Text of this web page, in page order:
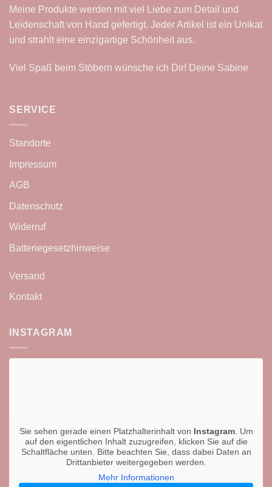
Meine Produkte werden mit viel Liebe zum Detail und
Leidenschaft von Hand gefertigt. Jeder Artikel ist ein Unikat
und strahlt eine einzigartige Schönheit aus.
Viel Spaß beim Stöbern wünsche ich Dir! Deine Sabine
SERVICE
Standorte
Impressum
AGB
Datenschutz
Widerruf
Batteriegesetzhinweise
Versand
Kontakt
INSTAGRAM
Sie sehen gerade einen Platzhalterinhalt von Instagram. Um
auf den eigentlichen Inhalt zuzugreifen, klicken Sie auf die
Schaltfläche unten. Bitte beachten Sie, dass dabei Daten an
Drittanbieter weitergegeben werden.
Mehr Informationen